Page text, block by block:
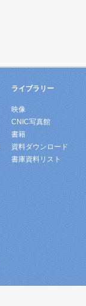
ライブラリー
映像
CNIC写真館
書籍
資料ダウンロード
書庫資料リスト